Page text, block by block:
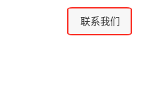
联系我们